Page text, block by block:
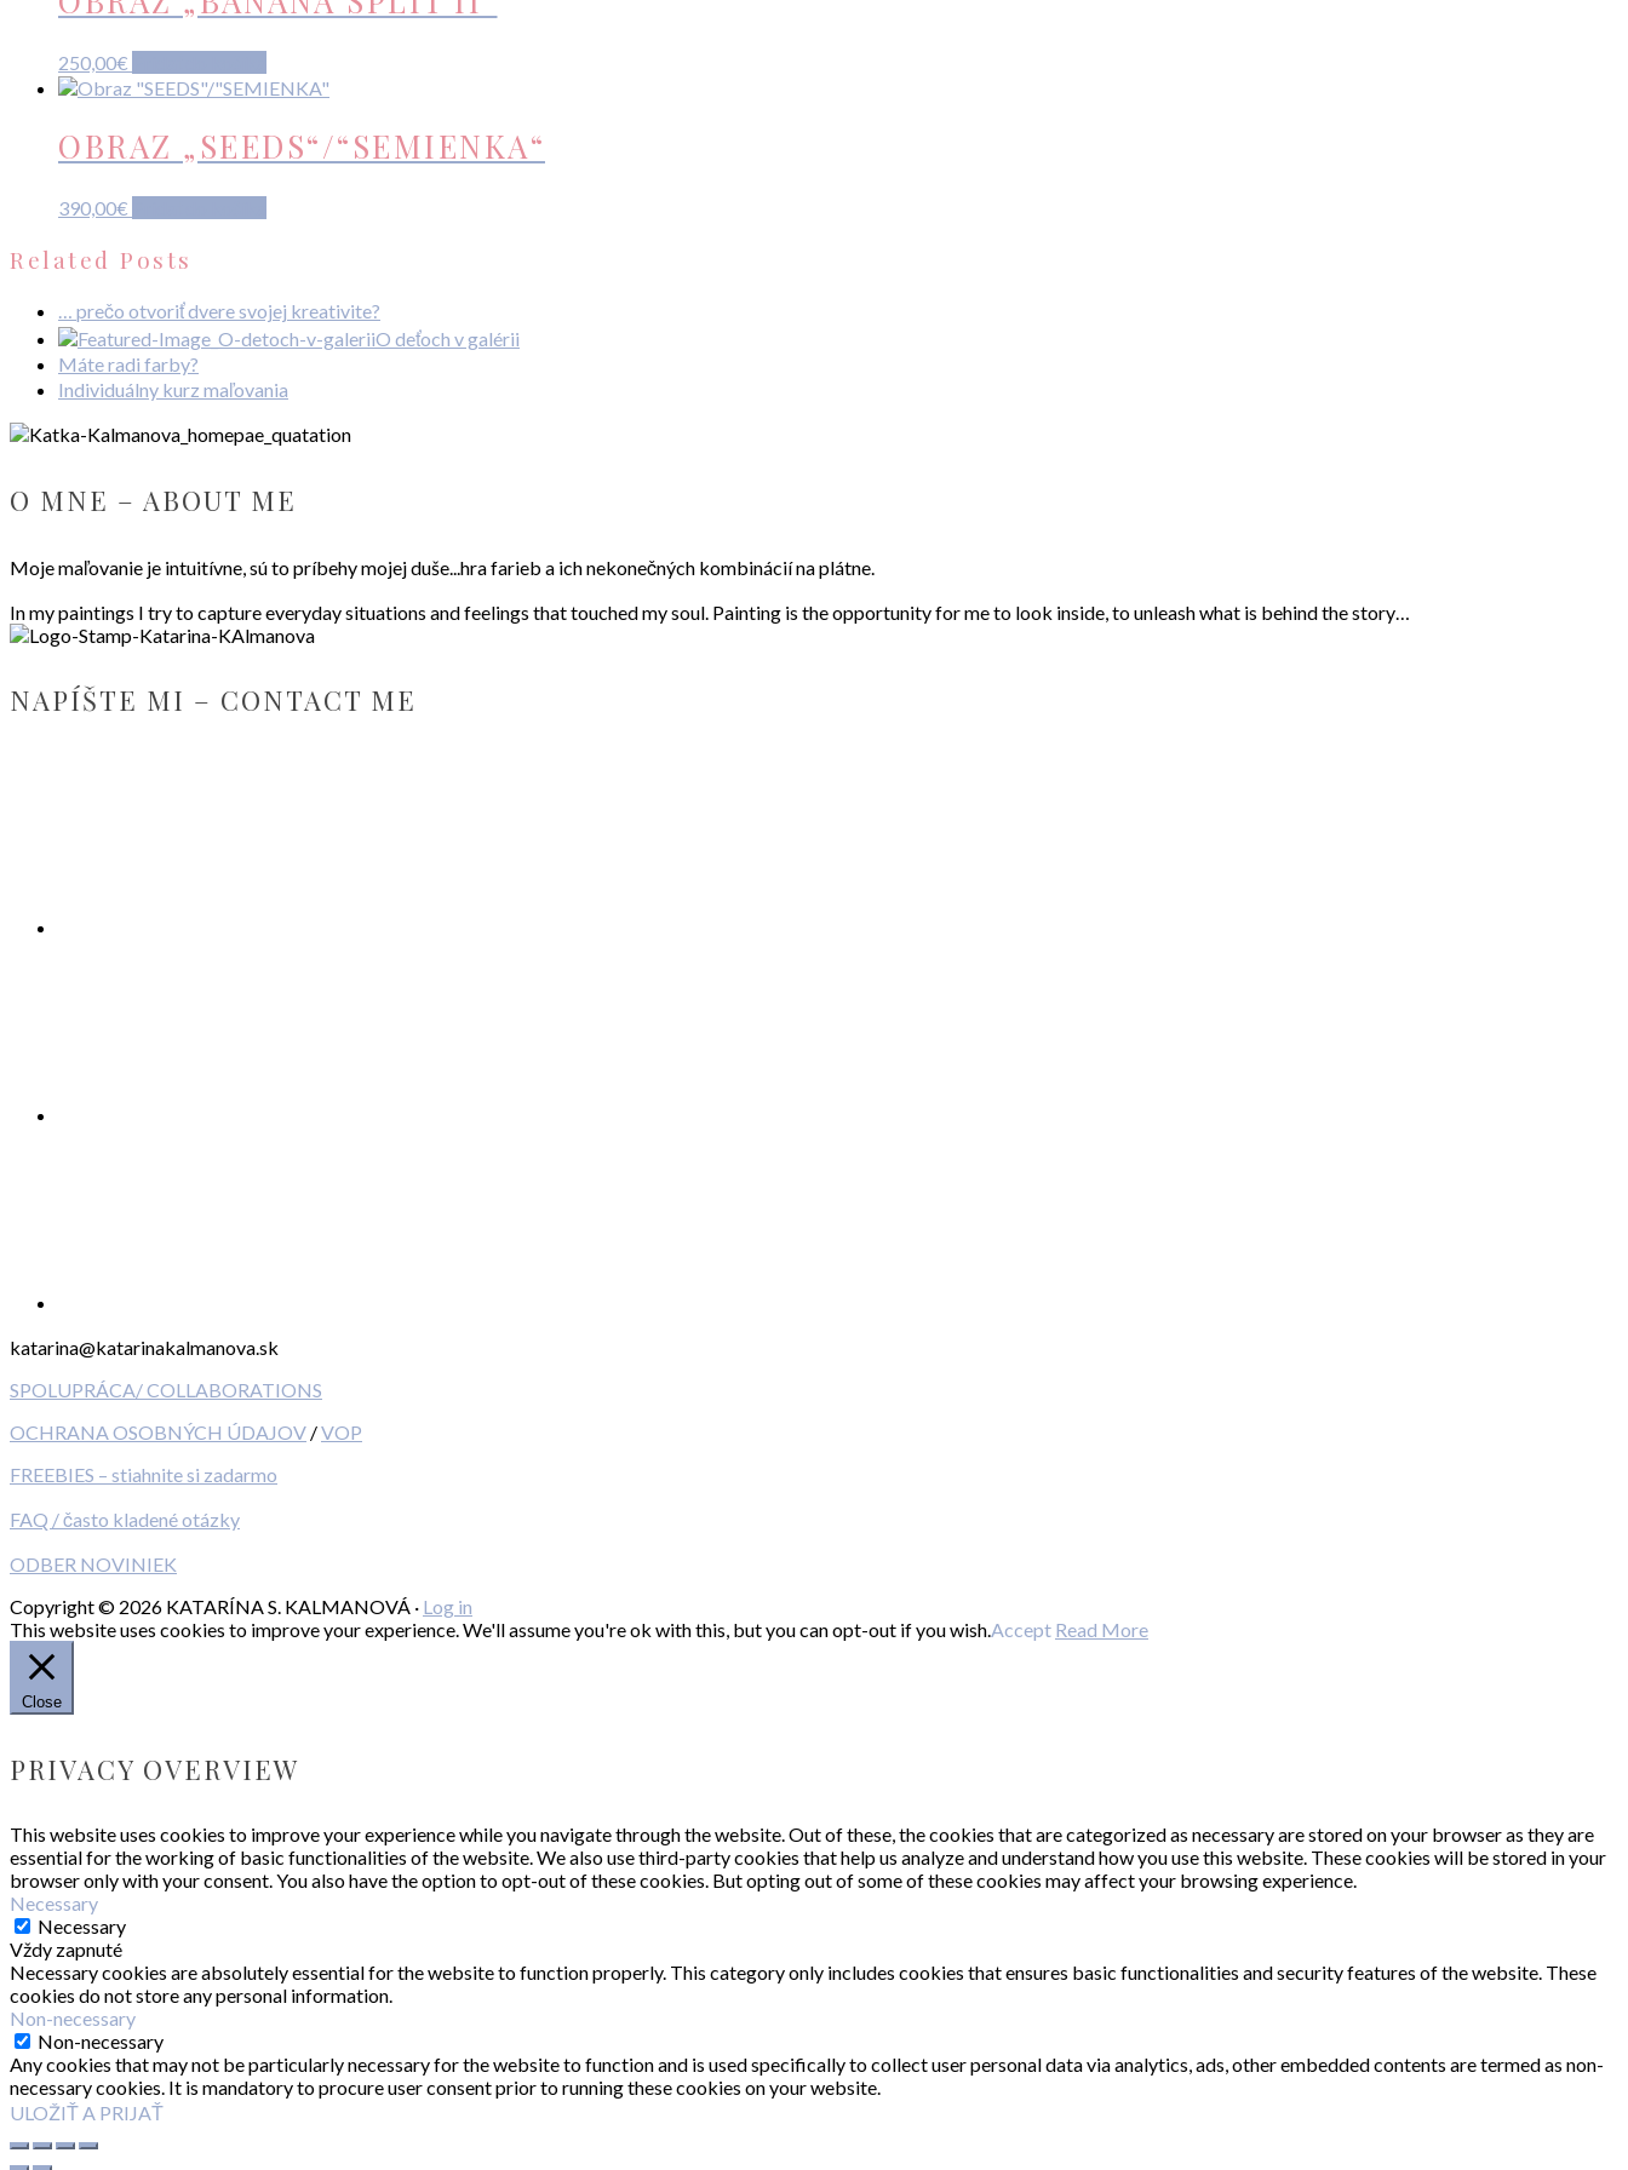
250,00€
OBRAZ „SEEDS“/“SEMIENKA“
390,00€
Related Posts
… prečo otvoriť dvere svojej kreativite?
O deťoch v galérii
Máte radi farby?
Individuálny kurz maľovania
O MNE – ABOUT ME
Moje maľovanie je intuitívne, sú to príbehy mojej duše...hra farieb a ich nekonečných kombinácií na plátne.
In my paintings I try to capture everyday situations and feelings that touched my soul. Painting is the opportunity for me to look inside, to unleash what is behind the story…
NAPÍŠTE MI – CONTACT ME
katarina@katarinakalmanova.sk
SPOLUPRÁCA/ COLLABORATIONS
OCHRANA OSOBNÝCH ÚDAJOV /VOP
FREEBIES – stiahnite si zadarmo
FAQ / často kladené otázky
ODBER NOVINIEK
Copyright © 2026 KATARÍNA S. KALMANOVÁ · Log in
This website uses cookies to improve your experience. We'll assume you're ok with this, but you can opt-out if you wish.Accept Read More
Close
PRIVACY OVERVIEW
This website uses cookies to improve your experience while you navigate through the website. Out of these, the cookies that are categorized as necessary are stored on your browser as they are
essential for the working of basic functionalities of the website. We also use third-party cookies that help us analyze and understand how you use this website. These cookies will be stored in your
browser only with your consent. You also have the option to opt-out of these cookies. But opting out of some of these cookies may affect your browsing experience.
Necessary
Necessary
Vždy zapnuté
Necessary cookies are absolutely essential for the website to function properly. This category only includes cookies that ensures basic functionalities and security features of the website. These
cookies do not store any personal information.
Non-necessary
Non-necessary
Any cookies that may not be particularly necessary for the website to function and is used specifically to collect user personal data via analytics, ads, other embedded contents are termed as non-
necessary cookies. It is mandatory to procure user consent prior to running these cookies on your website.
ULOŽIŤ A PRIJAŤ